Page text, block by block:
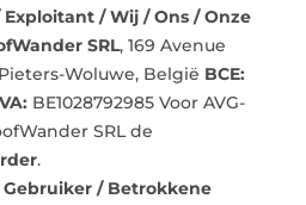
/ Wij / Ons / Onze
SRL, 169 Avenue
Woluwe, België BCE:
BE1028792985 Voor AVG-
SRL de
.
/ Betrokkene